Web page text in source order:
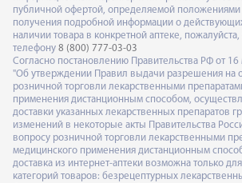
публичной офертой, определяемой положениями
получения подробной информации о
наличии товара в конкретной аптеке,
телефону 8 (800) 777-03-03
Согласно постановлению Правительства РФ от
"Об утверждении Правил выдачи разрешения на
розничной торговли лекарственными
применения дистанционным способом,
доставки указанных лекарственных препаратов
изменений в некоторые акты Правительства
вопросу розничной торговли лекарственными
медицинского применения дистанционным
доставка из интернет-аптеки возможна только
категорий товаров: безрецептурных